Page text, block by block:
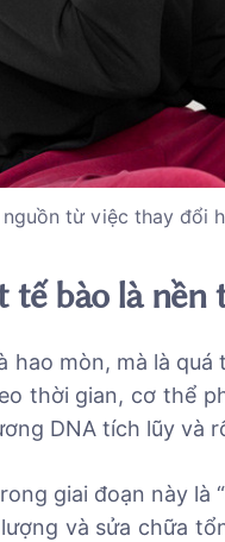
từ việc thay đổi
tế bào là
hao mòn, mà là
thời gian, cơ thể
DNA tích lũy và
giai đoạn này là
và sửa chữa